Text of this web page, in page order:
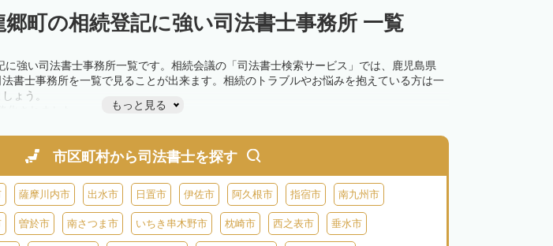
郷町の相続登記に強い司法書士事務所 一覧
に強い司法書士事務所一覧です。相続会議の「司法書士検索サービス」では、鹿児島県
書士事務所を一覧で見ることが出来ます。相続のトラブルやお悩みを抱えている方は一
ょう。
象となるため注意しましょう。
司法書士に依頼すれば手間を省けます。その他の相続手続きも任せることが可能です。
法書士への相談も可能です。
もっと見る
市区町村から司法書士を探す
薩摩川内市 出水市 日置市 伊佐市 阿久根市 指宿市 南九州市
曽於市 南さつま市 いちき串木野市 枕崎市 西之表市 垂水市